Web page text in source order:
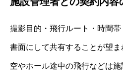
撮影目的・飛行ルート・時間
書面にして共有することが望
空やホール途中の飛行などは